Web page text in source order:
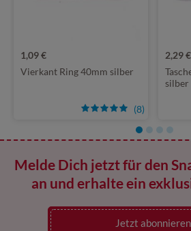
(8)
1,09 €
Vierkant Ring 40mm silber
2,29 €
silber
Melde Dich jetzt für den
an und erhalte ein
Jetzt abonnieren